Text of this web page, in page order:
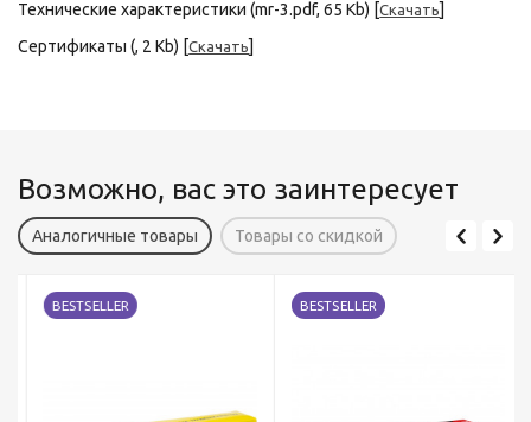
Технические характеристики (mr-3.pdf, 65 Kb) [Скачать]
Сертификаты (, 2 Kb) [Скачать]
Возможно, вас это заинтересует
Аналогичные товары Товары со скидкой
BESTSELLER BESTSELLER